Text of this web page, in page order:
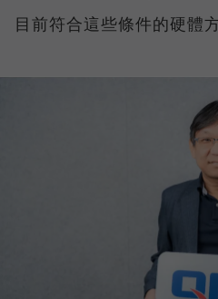
目前符合這些條件的硬體